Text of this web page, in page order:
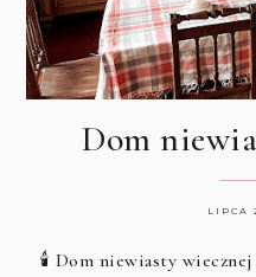
Dom
LIPCA
🕯️ Dom niewiasty